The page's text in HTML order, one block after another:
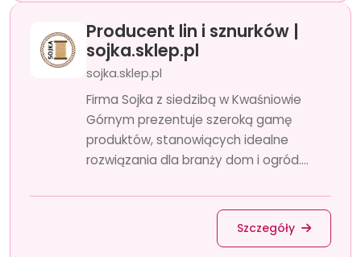
Producent lin i sznurków |
sojka.sklep.pl
sojka.sklep.pl
Firma Sojka z siedzibą w Kwaśniowie
Górnym prezentuje szeroką gamę
produktów, stanowiących idealne
rozwiązania dla branży dom i ogród....
Szczegóły